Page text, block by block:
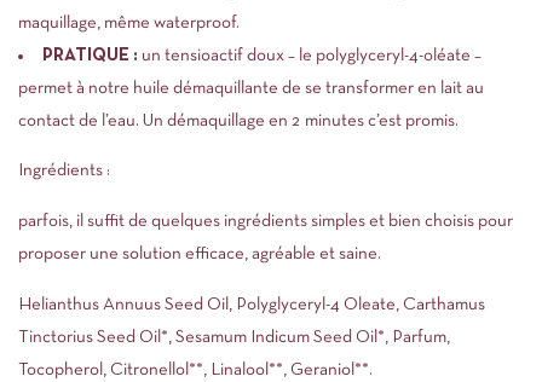
maquillage, même waterproof.
PRATIQUE : un tensioactif doux – le polyglyceryl -4-oléate –
permet à notre huile démaquillante de se transformer en lait au
contact de l’eau. Un démaquillage en 2 minutes c’est promis.
Ingrédients :
parfois, il suffit de quelques ingrédients simples et bien choisis pour
proposer une solution efficace, agréable et saine.
Helianthus Annuus Seed Oil, Polyglyceryl-4 Oleate, Carthamus
Tinctorius Seed Oil*, Sesamum Indicum Seed Oil*, Parfum,
Tocopherol, Citronellol**, Linalool**, Geraniol**.